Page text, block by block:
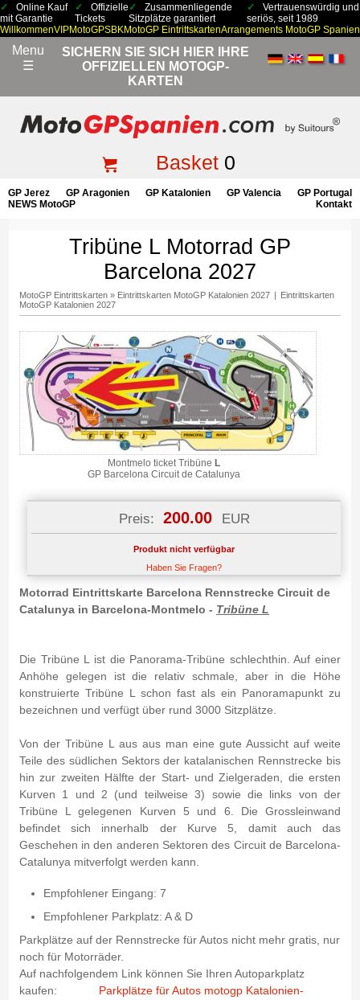
Online Kauf
mit Garantie
Offizielle
Tickets
Zusammenliegende
Sitzplätze garantiert
Vertrauenswürdig und
seriös, seit 1989
WillkommenVIPMotoGPSBKMotoGP EintrittskartenArrangements MotoGP Spanien
Menu
☰
SICHERN SIE SICH HIER IHRE
OFFIZIELLEN MOTOGP-
KARTEN
Basket0
GP Jerez GP Aragonien GP Katalonien GP Valencia
GP Portugal
NEWS MotoGP
Kontakt
Tribüne L Motorrad GP
Barcelona 2027
MotoGP Eintrittskarten» Eintrittskarten MotoGP Katalonien 2027
Eintrittskarten
MotoGP Katalonien 2027
Montmelo ticket Tribüne L
GP Barcelona Circuit de Catalunya
Preis: 200.00 EUR
Produkt nicht verfügbar
Haben Sie Fragen?
Motorrad Eintrittskarte Barcelona Rennstrecke Circuit de
Catalunya in Barcelona-Montmelo - Tribüne L
Die Tribüne L ist die Panorama-Tribüne schlechthin. Auf einer
Anhöhe gelegen ist die relativ schmale, aber in die Höhe
konstruierte Tribüne L schon fast als ein Panoramapunkt zu
bezeichnen und verfügt über rund 3000 Sitzplätze.
Von der Tribüne L aus aus man eine gute Aussicht auf weite
Teile des südlichen Sektors der katalanischen Rennstrecke bis
hin zur zweiten Hälfte der Start- und Zielgeraden, die ersten
Kurven 1 und 2 (und teilweise 3) sowie die links von der
Tribüne L gelegenen Kurven 5 und 6. Die Grossleinwand
befindet sich innerhalb der Kurve 5, damit auch das
Geschehen in den anderen Sektoren des Circuit de Barcelona-
Catalunya mitverfolgt werden kann.
Empfohlener Eingang: 7
Empfohlener Parkplatz: A & D
Parkplätze auf der Rennstrecke für Autos nicht mehr gratis, nur
noch für Motorräder.
Auf nachfolgendem Link können Sie Ihren Autoparkplatz
kaufen: Parkplätze für Autos motogp Katalonien-